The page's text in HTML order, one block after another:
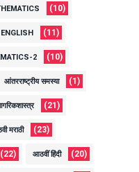
(10)
(11)
2 (10)
आंतरराष्ट्रीय समस्या (1)
(21)
मराठी (23)
(22) आठवीं हिंदी (20)